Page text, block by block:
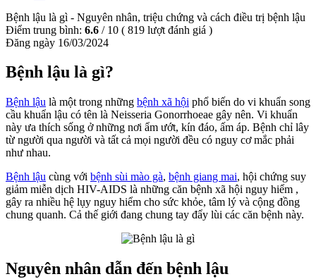
Bệnh lậu là gì - Nguyên nhân, triệu chứng và cách điều trị bệnh lậu
Điểm trung bình: 6.6 / 10 ( 819 lượt đánh giá )
Đăng ngày 16/03/2024
Bệnh lậu là gì?
Bệnh lậu là một trong những bệnh xã hội phổ biến do vi khuẩn song
cầu khuẩn lậu có tên là Neisseria Gonorrhoeae gây nên. Vi khuẩn
này ưa thích sống ở những nơi ẩm ướt, kín đáo, ấm áp. Bệnh chỉ lây
từ người qua người và tất cả mọi người đều có nguy cơ mắc phải
như nhau.
Bệnh lậu cùng với bệnh sùi mào gà, bệnh giang mai, hội chứng suy
giảm miễn dịch HIV-AIDS là những căn bệnh xã hội nguy hiểm ,
gây ra nhiều hệ lụy nguy hiểm cho sức khỏe, tâm lý và cộng đồng
chung quanh. Cả thế giới đang chung tay đẩy lùi các căn bệnh này.
Nguyên nhân dẫn đến bệnh lậu